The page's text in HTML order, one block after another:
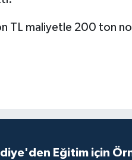
TL maliyetle 200 ton
Eğitim için